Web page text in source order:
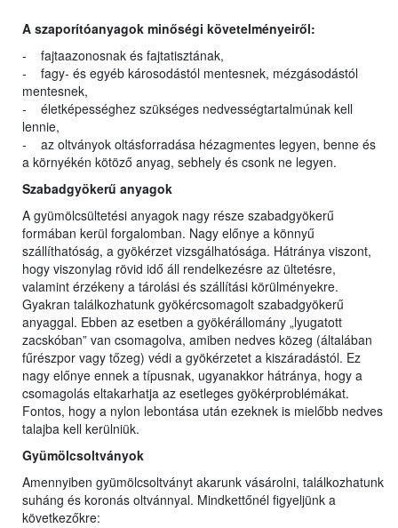
A szaporítóanyagok minőségi követelményeiről:
- fajtaazonosnak és fajtatisztának,
- fagy- és egyéb károsodástól mentesnek, mézgásodástól
mentesnek,
- életképességhez szükséges nedvességtartalmúnak kell
lennie,
- az oltványok oltásforradása hézagmentes legyen, benne és
a környékén kötöző anyag, sebhely és csonk ne legyen.
Szabadgyökerű anyagok
A gyümölcsültetési anyagok nagy része szabadgyökerű
formában kerül forgalomban. Nagy előnye a könnyű
szállíthatóság, a gyökérzet vizsgálhatósága. Hátránya viszont,
hogy viszonylag rövid idő áll rendelkezésre az ültetésre,
valamint érzékeny a tárolási és szállítási körülményekre.
Gyakran találkozhatunk gyökércsomagolt szabadgyökerű
anyaggal. Ebben az esetben a gyökérállomány „lyugatott
zacskóban” van csomagolva, amiben nedves közeg (általában
fűrészpor vagy tőzeg) védi a gyökérzetet a kiszáradástól. Ez
nagy előnye ennek a típusnak, ugyanakkor hátránya, hogy a
csomagolás eltakarhatja az esetleges gyökérproblémákat.
Fontos, hogy a nylon lebontása után ezeknek is mielőbb nedves
talajba kell kerülniük.
Gyümölcsoltványok
Amennyiben gyümölcsoltványt akarunk vásárolni, találkozhatunk
suháng és koronás oltvánnyal. Mindkettőnél figyeljünk a
következőkre: